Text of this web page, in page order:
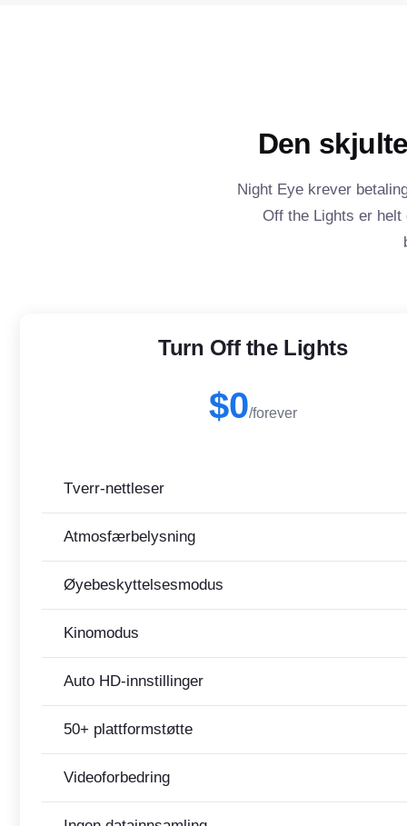
Den
Night Eye krever
Off the Lights er helt
Turn Off the Lights
$0/forever
Tverr-nettleser
Atmosfærbelysning
Øyebeskyttelsesmodus
Kinomodus
Auto HD-innstillinger
50+ plattformstøtte
Videoforbedring